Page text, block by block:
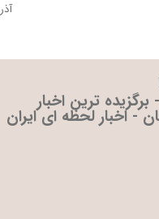
آذر ۲۳, ۱۴۰۴
ترین اخبار
- اخبار لحظه ای ایران